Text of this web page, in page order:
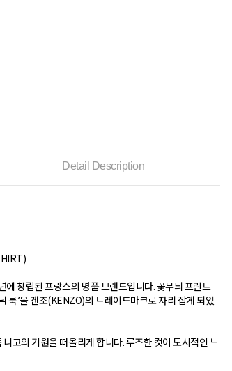
Detail Description
창립된 프랑스의 명품 브랜드입니다. 꽃무늬 프린트
룩’을 겐조(KENZO)의 트레이드마크로 자리 잡게 되었
고의 기원을 떠올리게 합니다. 루즈한 컷이 도시적인 느